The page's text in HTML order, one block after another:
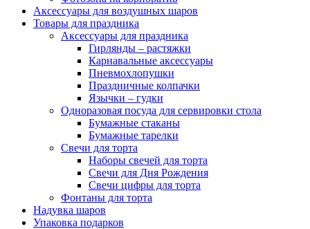
Аксессуары для воздушных шаров
Товары для праздника
Аксессуары для праздника
Гирлянды – растяжки
Карнавальные аксессуары
Пневмохлопушки
Праздничные колпачки
Язычки – гудки
Одноразовая посуда для сервировки стола
Бумажные стаканы
Бумажные тарелки
Свечи для торта
Наборы свечей для торта
Свечи для Дня Рождения
Свечи цифры для торта
Фонтаны для торта
Надувка шаров
Упаковка подарков